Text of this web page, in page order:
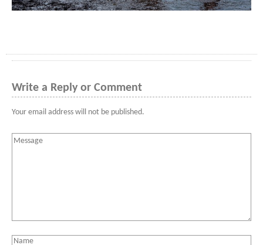
Write a Reply or Comment
Your email address will not be published.